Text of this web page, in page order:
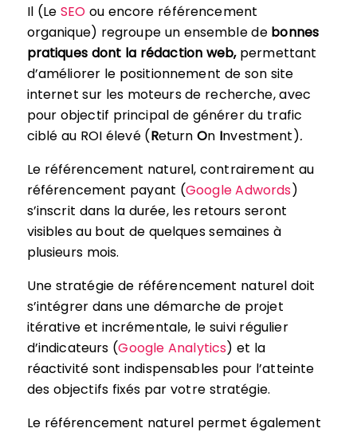
Il (Le SEO ou encore référencement
organique) regroupe un ensemble de bonnes
pratiques dont la rédaction web, permettant
d’améliorer le positionnement de son site
internet sur les moteurs de recherche, avec
pour objectif principal de générer du trafic
ciblé au ROI élevé (ReturnOn Investment).
Le référencement naturel, contrairement au
référencement payant (Google Adwords)
s’inscrit dans la durée, les retours seront
visibles au bout de quelques semaines à
plusieurs mois.
Une stratégie de référencement naturel doit
s’intégrer dans une démarche de projet
itérative et incrémentale, le suivi régulier
d’indicateurs (Google Analytics) et la
réactivité sont indispensables pour l’atteinte
des objectifs fixés par votre stratégie.
Le référencement naturel permet également